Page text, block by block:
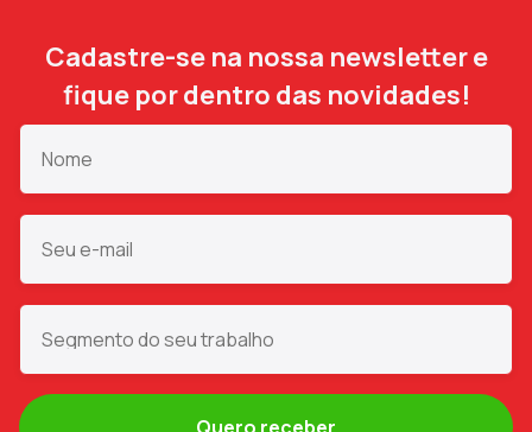
Cadastre-se na nossa newsletter e
fique por dentro das novidades!